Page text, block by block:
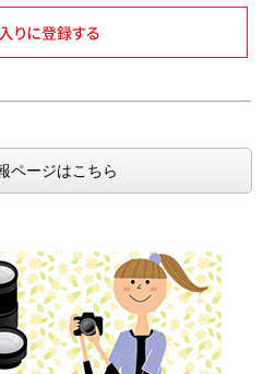
ページはこちら